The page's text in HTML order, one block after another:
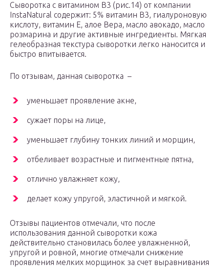
Сыворотка с витамином B3 (рис.14) от компании
InstaNatural содержит: 5% витамин В3, гиалуроновую
кислоту, витамин Е, алое Вера, масло авокадо, масло
розмарина и другие активные ингредиенты. Мягкая
гелеобразная текстура сыворотки легко наносится и
быстро впитывается.
По отзывам, данная сыворотка –
уменьшает проявление акне,
сужает поры на лице,
уменьшает глубину тонких линий и морщин,
отбеливает возрастные и пигментные пятна,
отлично увлажняет кожу,
делает кожу упругой, эластичной и мягкой.
Отзывы пациентов отмечали, что после
использования данной сыворотки кожа
действительно становилась более увлажненной,
упругой и ровной, многие отмечали снижение
проявления мелких морщинок за счет выравнивания